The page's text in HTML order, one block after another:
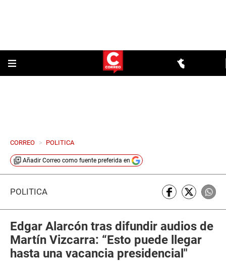
CORREO > POLITICA
Añadir Correo como fuente preferida en
POLÍTICA
Edgar Alarcón tras difundir audios de
Martín Vizcarra: “Esto puede llegar
hasta una vacancia presidencial"